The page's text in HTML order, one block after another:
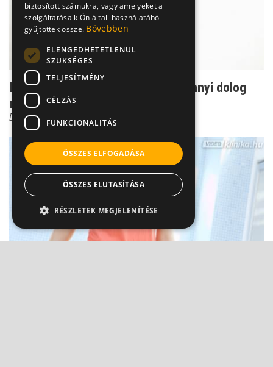
Használják nálad is? PASI-index: ennyi dolog
múlik rajta
Dr. Wikonkál Norbert
biztosított számukra, vagy amelyeket a
szolgáltatásaik Ön általi használatából
gyűjtöttek össze. Bővebben
ELENGEDHETETLENÜL
SZÜKSÉGES
TELJESÍTMÉNY
CÉLZÁS
FUNKCIONALITÁS
ÖSSZES ELFOGADÁSA
ÖSSZES ELUTASÍTÁSA
RÉSZLETEK MEGJELENÍTÉSE